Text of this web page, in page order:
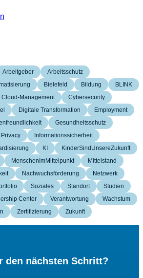
Arbeitgeber
Arbeitsschutz
Bielefeld Bildung
BLINK
Cloud-Management
Cybersecurity
Digitale Transformation
Employment
Gesundheitsschutz
Privacy
Informationssicherheit
KI
KinderSindUnsereZukunft
MenschenImMittelpunkt
Mittelstand
Nachwuchsförderung
Netzwerk
Soziales Standort
Studien
Center Verantwortung
Wachstum
Zertifizierung Zukunft
den nächsten Schritt?